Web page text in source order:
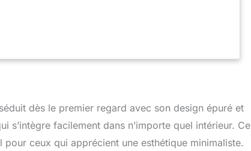
sans fil. quel que soit le lieu (maison, voiture, travail,
pour vous octroyer une séance d’aromathérapie
se connecte sur le diffuseur. l’utilisation en devient
et découvrez les bienfaits de l’aromathérapie.
inférieure à 50 lumens light Le choix Zen’Arôme:
experte en aromathérapie depuis 2007. nos
sont la qualité, la fiabilité, l’innovation et l’esthétisme
dès le premier regard avec son design épuré et
facilement dans n’importe quel intérieur. Ce
ceux qui apprécient une esthétique minimaliste.